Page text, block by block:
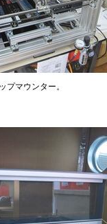
プマウンター。